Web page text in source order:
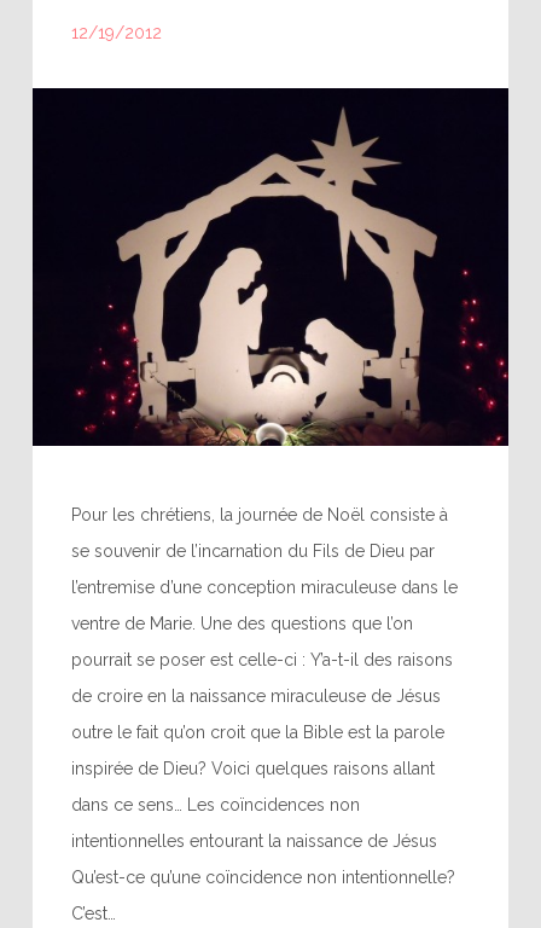
12/19/2012
Pour les chrétiens, la journée de Noël consiste à
se souvenir de l’incarnation du Fils de Dieu par
l’entremise d’une conception miraculeuse dans le
ventre de Marie. Une des questions que l’on
pourrait se poser est celle-ci : Y’a-t-il des raisons
de croire en la naissance miraculeuse de Jésus
outre le fait qu’on croit que la Bible est la parole
inspirée de Dieu? Voici quelques raisons allant
dans ce sens… Les coïncidences non
intentionnelles entourant la naissance de Jésus
Qu’est-ce qu’une coïncidence non intentionnelle?
C’est…